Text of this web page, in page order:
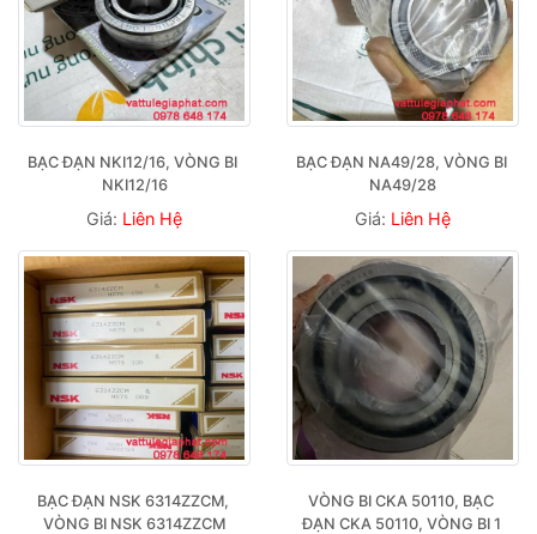
BẠC ĐẠN NKI12/16, VÒNG BI
NKI12/16
Giá: Liên Hệ
BẠC ĐẠN NA49/28, VÒNG BI
NA49/28
Giá: Liên Hệ
BẠC ĐẠN NSK 6314ZZCM,
VÒNG BI NSK 6314ZZCM
VÒNG BI CKA 50110, BẠC
ĐẠN CKA 50110, VÒNG BI 1